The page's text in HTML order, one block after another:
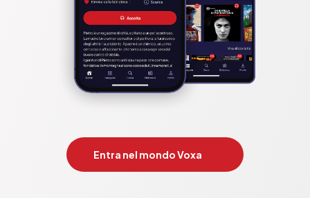
Entra nel mondo Voxa